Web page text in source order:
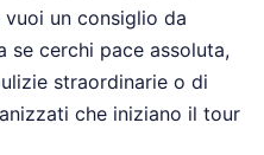
vuoi un consiglio da
se cerchi pace assoluta,
straordinarie o di
che iniziano il tour